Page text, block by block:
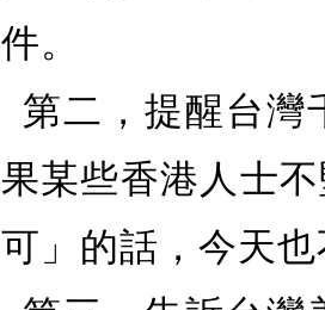
件。
第二，提醒台灣
果某些香港人士
可」的話，今天